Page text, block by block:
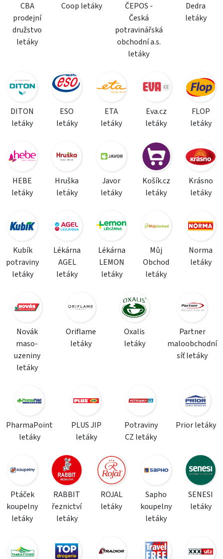
CBA
prodejní
družstvo
letáky
Coop letáky
ČEPOS -
Česká
potravinářská
obchodní a.s.
letáky
Dedra
letáky
DITON
letáky
ESO
letáky
ETA
letáky
Eva.cz
letáky
FLOP
letáky
HEBE
letáky
Hruška
letáky
Javor
letáky
Košík.cz
letáky
Krásno
letáky
Kubík
potraviny
letáky
Lékárna
AGEL
letáky
Lékárna
LEMON
letáky
Můj
Obchod
letáky
Norma
letáky
Novák
maso-
uzeniny
letáky
Oriflame
letáky
Oxalis
letáky
Partner
maloobchodní
síť letáky
PharmaPoint
letáky
PLUS JIP
letáky
Potraviny
CZ letáky
Prior letáky
Ptáček
koupelny
letáky
RABBIT
řeznictví
letáky
ROJAL
letáky
Sapho
koupelny
letáky
SENESI
letáky